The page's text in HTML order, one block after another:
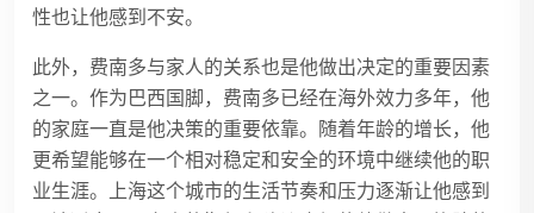
性也让他感到不安。
此外，费南多与家人的关系也是他做出决定的重要因素
之一。作为巴西国脚，费南多已经在海外效力多年，他
的家庭一直是他决策的重要依靠。随着年龄的增长，他
更希望能够在一个相对稳定和安全的环境中继续他的职
业生涯。上海这个城市的生活节奏和压力逐渐让他感到